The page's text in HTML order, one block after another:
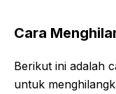
Cara
Berikut ini adalah
untuk